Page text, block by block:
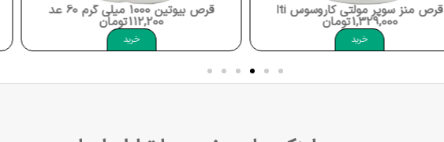
قرص منز سوپر مولتی کاروسوس Carusos Men`s Super Multi
1,329,000تومان
خرید
قرص بیوتین 1000 میلی گرم 60 عددی نکستایل Nextyle Biotin Tablet
112,200تومان
خرید